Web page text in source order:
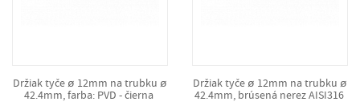
Držiak tyče ø 12mm na trubku ø
42.4mm, farba: PVD - čierna
Držiak tyče ø 12mm na trubku ø
42.4mm, brúsená nerez AISI316